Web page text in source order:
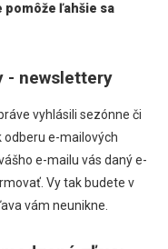
pomôže ľahšie sa
- newslettery
vyhlásili sezónne či
odberu e-mailových
e-mailu vás daný e-
Vy tak budete v
vám neunikne.